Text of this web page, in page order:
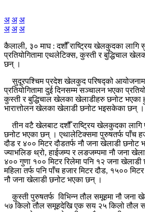
अ अ अ
अ अ अ
कैलाली, ३० माघ : दशौँ राष्ट्रिय खेलकुदका लागि
प्रतियोगितामा एथलेटिक्स, कुस्ती र बुद्धिचाल
छन् ।
सुदूरपश्चिम प्रदेश खेलकुद परिषद्को
प्रतियोगितामा दुई दिनसम्म सञ्चालन भएका
कुस्ती र बुद्धिचाल खेलका खेलाडीहरु छनोट
भारात्तोलन खेलका खेलाडी छनोट भइसकेका छन् ।
तीन वटै खेलबाट दशौँ राष्ट्रिय खेलकुदका लागि
छनोट भएका छन् । एथालेटिक्समा पुरुषतर्फ पाँच
दौड र ४०० मिटर दौडतर्फ नौ जना खेलाडी छनोट
ज्याभलिङ थ्रो, हाईजम्प र लङजम्पमा नौ जना
४०० गुणा १०० मिटर रिलेमा पनि १२ जना
महिला तर्फ पनि पाँच हजार मिटर दौड, १५००
नौ जना खेलाडी छनोट भएका छन् ।
कुस्ती पुरुषतर्फ विभिन्न तौल समूहमा नौ जना
५७ किलो तौल समूहदेखि एक सय २५ किलो तौल